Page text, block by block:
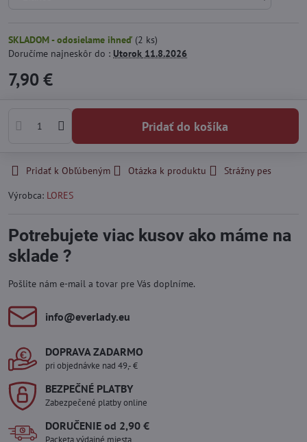
SKLADOM - odosielame ihneď (2 ks)
Doručíme najneskôr do : Utorok 11.8.2026
7,90 €
Pridať do košíka
Pridať k Obľúbeným Otázka k produktu
Strážny pes
Výrobca: LORES
Potrebujete viac kusov ako máme na
sklade ?
Pošlite nám e-mail a tovar pre Vás doplníme.
info​@everlady​.eu
DOPRAVA ZADARMO
pri objednávke nad 49,- €
BEZPEČNÉ PLATBY
Zabezpečené platby online
DORUČENIE od 2,90 €